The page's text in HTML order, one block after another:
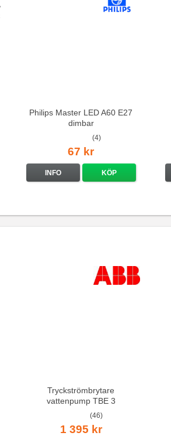
Philips Master LED A60 E27
dimbar
(4)
67 kr
INFO KÖP
Tryckströmbrytare
vattenpump TBE 3
(46)
1 395 kr